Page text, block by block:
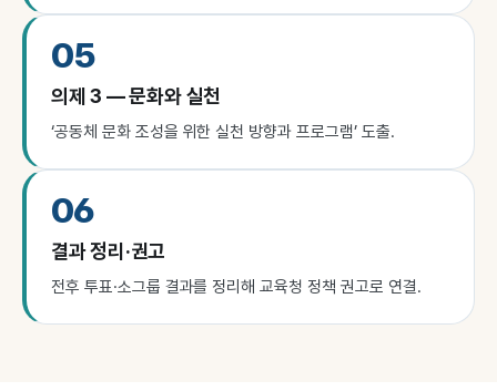
05
의제 3 — 문화와 실천
‘공동체 문화 조성을 위한 실천 방향과 프로그램’ 도출.
06
결과 정리·권고
전후 투표·소그룹 결과를 정리해 교육청 정책 권고로 연결.